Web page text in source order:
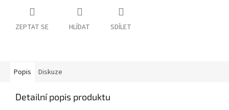
ZEPTAT SE HLÍDAT SDÍLET
Popis Diskuze
Detailní popis produktu